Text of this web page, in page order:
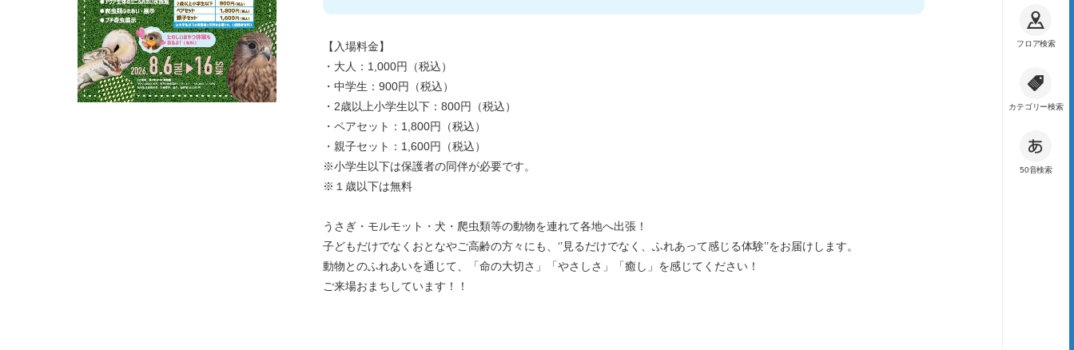
フロア検索
カテゴリー検索
50音検索
【入場料金】
・大人：1,000円（税込）
・中学生：900円（税込）
・2歳以上小学生以下：800円（税込）
・ペアセット：1,800円（税込）
・親子セット：1,600円（税込）
※小学生以下は保護者の同伴が必要です。
※１歳以下は無料
うさぎ・モルモット・犬・爬虫類等の動物を連れて各地へ出張！
子どもだけでなくおとなやご高齢の方々にも、‘’見るだけでなく、ふれあって感じる体験’’をお届けします。
動物とのふれあいを通じて、「命の大切さ」「やさしさ」「癒し」を感じてください！
ご来場おまちしています！！